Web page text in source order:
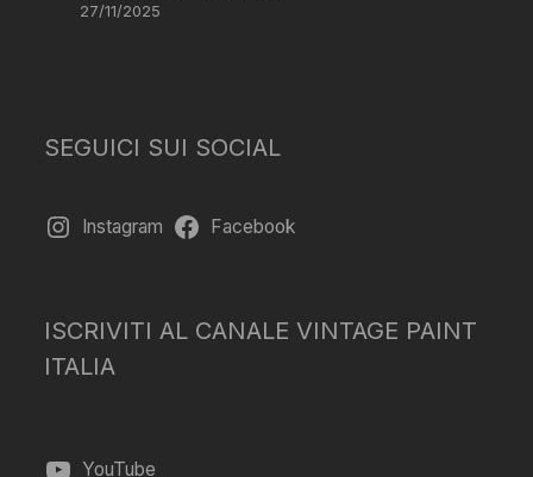
27/11/2025
SEGUICI SUI SOCIAL
Instagram Facebook
ISCRIVITI AL CANALE VINTAGE PAINT
ITALIA
YouTube